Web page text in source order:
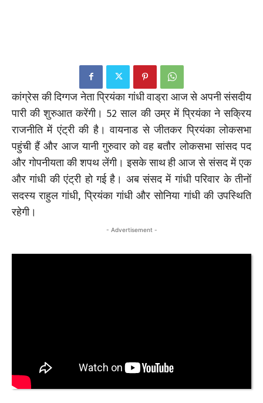
कांग्रेस की दिग्गज नेता प्रियंका गांधी वाड्रा आज से अपनी संसदीय
पारी की शुरुआत करेंगी। 52 साल की उम्र में प्रियंका ने सक्रिय
राजनीति में एंट्री की है। वायनाड से जीतकर प्रियंका लोकसभा
पहुंची हैं और आज यानी गुरुवार को वह बतौर लोकसभा सांसद पद
और गोपनीयता की शपथ लेंगी। इसके साथ ही आज से संसद में एक
और गांधी की एंट्री हो गई है। अब संसद में गांधी परिवार के तीनों
सदस्य राहुल गांधी, प्रियंका गांधी और सोनिया गांधी की उपस्थिति
रहेगी।
- Advertisement -